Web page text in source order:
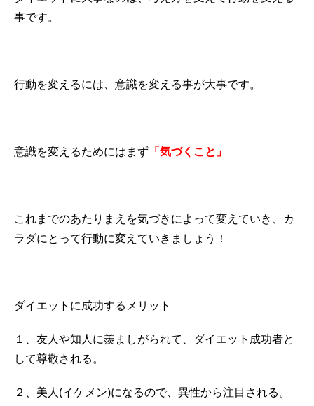
事です。
行動を変えるには、意識を変える事が大事です。
意識を変えるためにはまず 「気づくこと」
これまでのあたりまえを気づきによって変えていき、カ
ラダにとって行動に変えていきましょう！
ダイエットに成功するメリット
１、友人や知人に羨ましがられて、ダイエット成功者と
して尊敬される。
２、美人(イケメン)になるので、異性から注目される。